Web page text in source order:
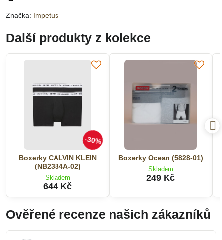
Značka: Impetus
Další produkty z kolekce
30%
Boxerky CALVIN KLEIN
(NB2384A-02)
Skladem
644 Kč
Boxerky Ocean (5828-01)
Skladem
249 Kč
Ověřené recenze našich zákazníků